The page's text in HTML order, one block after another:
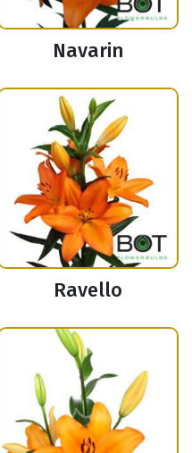
Navarin
Ravello